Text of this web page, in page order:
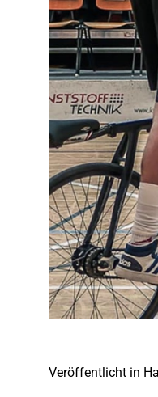
Veröffentlicht in